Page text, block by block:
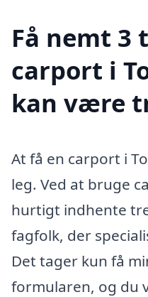
Få nemt 3
carport i
kan være
At få en carport i
leg. Ved at bruge
hurtigt indhente
fagfolk, der
Det tager kun få
formularen, og du